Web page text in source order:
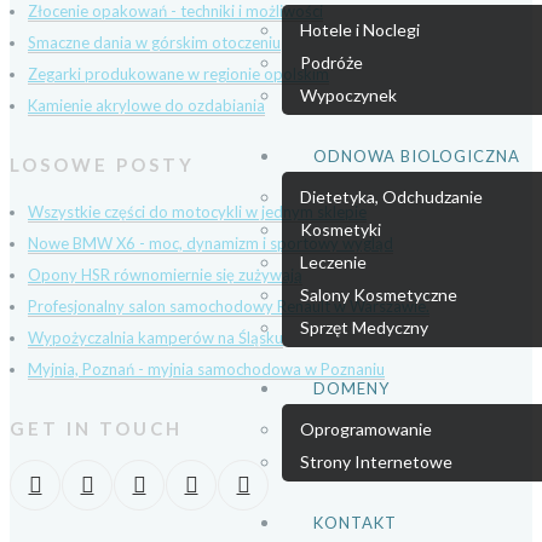
Hotele i Noclegi
Podróże
Wypoczynek
ODNOWA BIOLOGICZNA
Dietetyka, Odchudzanie
Kosmetyki
Leczenie
Salony Kosmetyczne
Sprzęt Medyczny
DOMENY
Oprogramowanie
Strony Internetowe
KONTAKT
Złocenie opakowań - techniki i możliwości
Smaczne dania w górskim otoczeniu
Zegarki produkowane w regionie opolskim
Kamienie akrylowe do ozdabiania
LOSOWE POSTY
Wszystkie części do motocykli w jednym sklepie
Nowe BMW X6 - moc, dynamizm i sportowy wygląd
Opony HSR równomiernie się zużywają
Profesjonalny salon samochodowy Renault w Warszawie.
Wypożyczalnia kamperów na Śląsku
Myjnia, Poznań - myjnia samochodowa w Poznaniu
GET IN TOUCH